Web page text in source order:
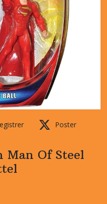
Poster
Man Of Steel